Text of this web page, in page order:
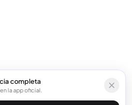
completa
la app oficial.